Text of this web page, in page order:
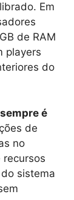
Em
de RAM
players
do
é
de
no
recursos
sistema